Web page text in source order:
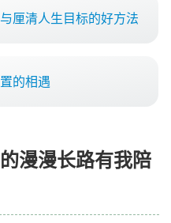
厘清人生目标的好方法
的相遇
漫漫长路有我陪